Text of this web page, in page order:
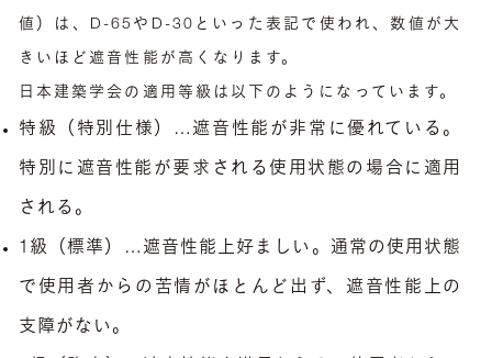
値）は、D-65やD-30といった表記で使われ、数値が大
きいほど遮音性能が高くなります。
日本建築学会の適用等級は以下のようになっています。
特級（特別仕様）…遮音性能が非常に優れている。
特別に遮音性能が要求される使用状態の場合に適用
される。
1級（標準）…遮音性能上好ましい。通常の使用状態
で使用者からの苦情がほとんど出ず、遮音性能上の
支障がない。